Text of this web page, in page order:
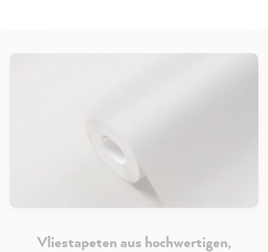
Vliestapeten aus hochwertigen,